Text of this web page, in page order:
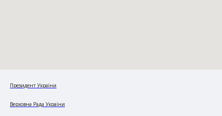
Президент України
Верховна Рада України